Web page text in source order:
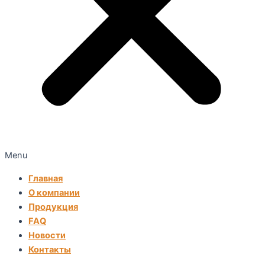
Menu
Главная
О компании
Продукция
FAQ
Новости
Контакты